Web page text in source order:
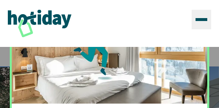
Home Hoteles Hotiday Room Collection - Sarzana